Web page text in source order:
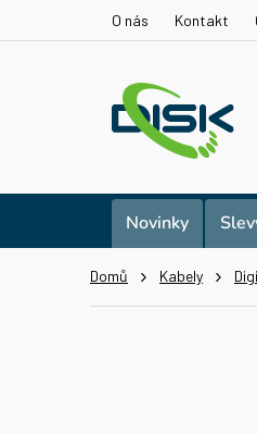
O nás Kontakt
Novinky
Domů Kabely